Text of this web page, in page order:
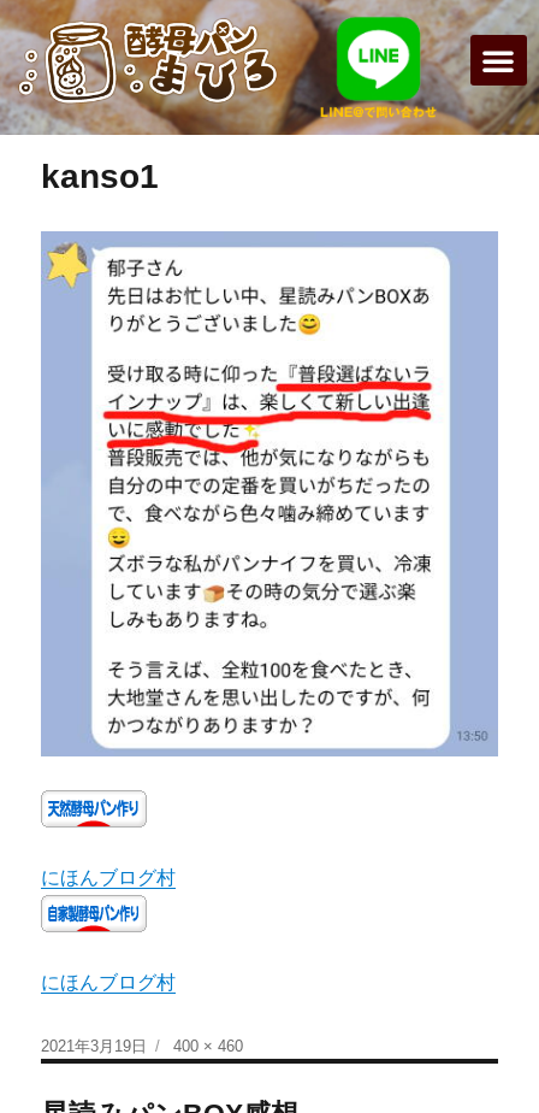
前の画像 次の画像
kanso1
にほんブログ村
にほんブログ村
2021年3月19日 400 × 460